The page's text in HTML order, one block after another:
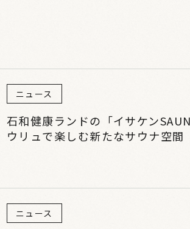
ニュース
石和健康ランドの「イサケン
ウリュで楽しむ新たなサウナ空間
ニュース